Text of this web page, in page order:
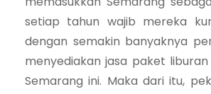
setiap tahun wajib mereka
dengan semakin banyaknya
menyediakan jasa paket
Semarang ini. Maka dari itu,